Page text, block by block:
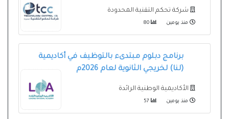
شركة تحكم التقنية المحدودة
منذ يومين
برنامج دبلوم مبتدىء بالتوظيف في أكاديمية
(لنا) لخريجي الثانوية لعام 2026م
الأكاديمية الوطنية الرائدة
منذ يومين